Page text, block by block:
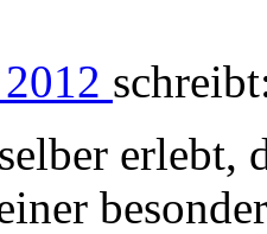
erlebt,